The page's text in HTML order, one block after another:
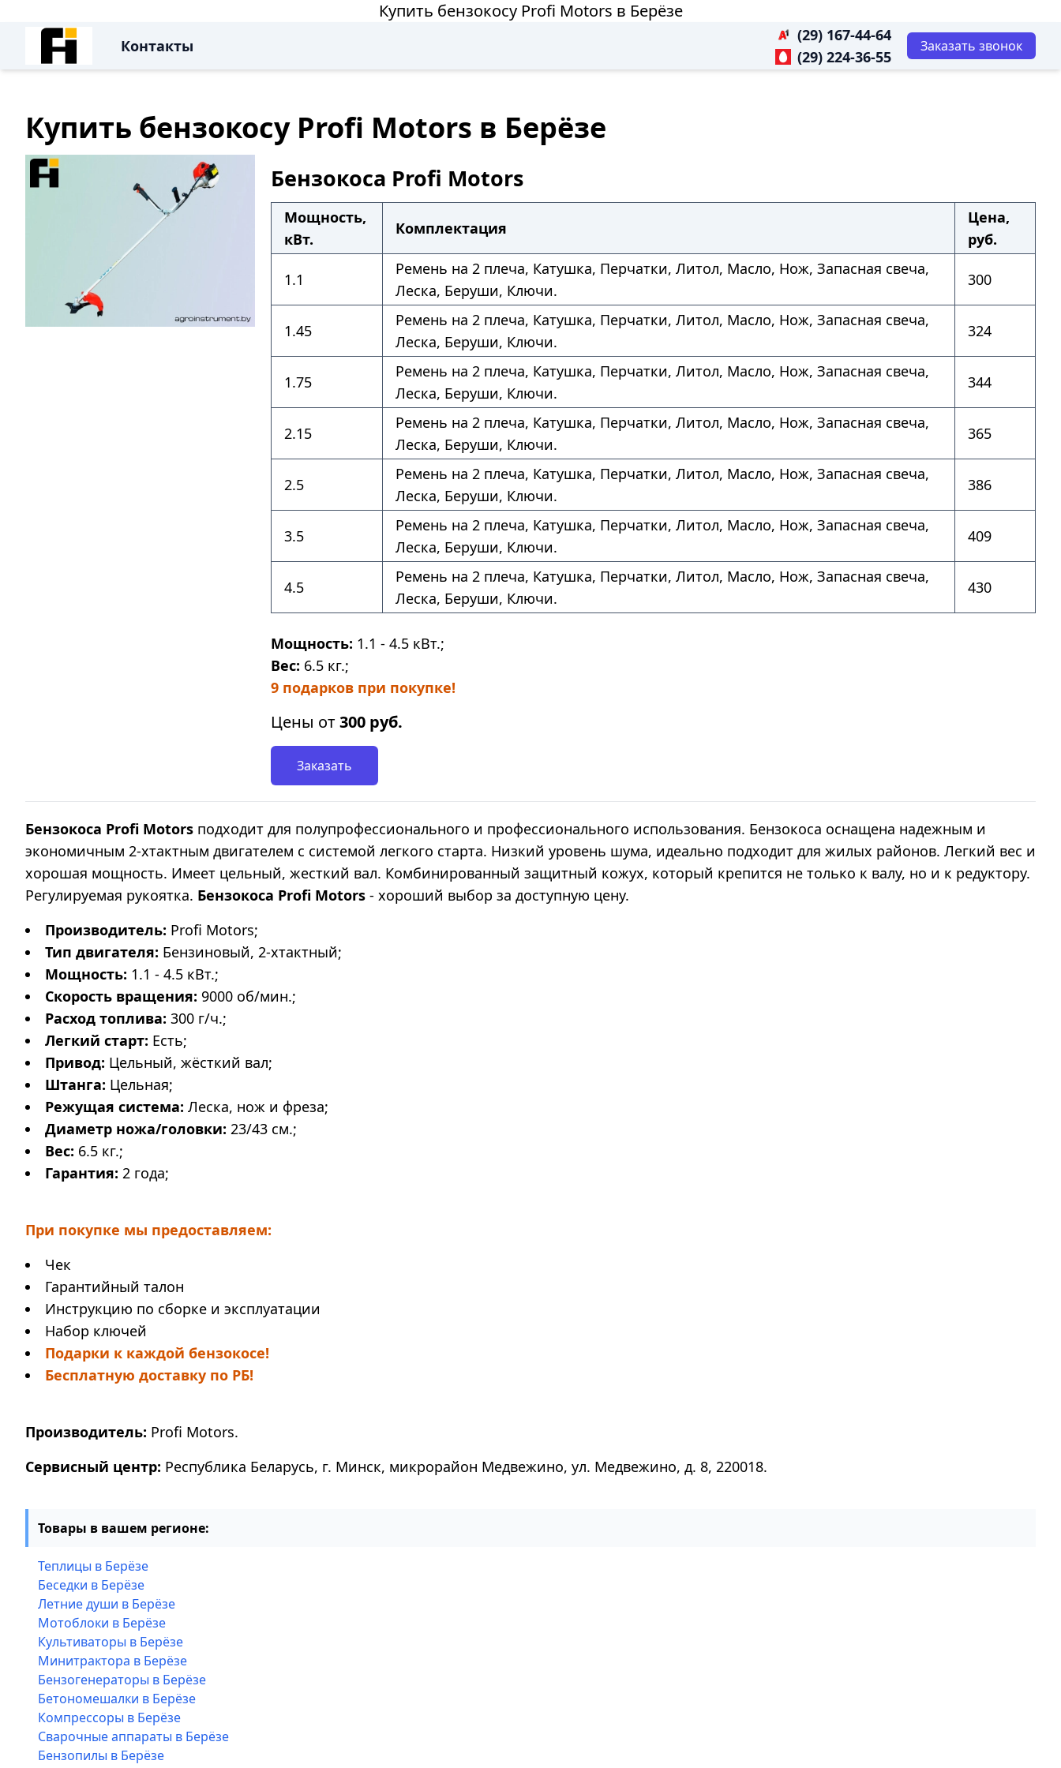
Купить бензокосу Profi Motors в Берёзе
Контакты
(29) 167-44-64
(29) 224-36-55
Заказать звонок
Купить бензокосу Profi Motors в Берёзе
Бензокоса Profi Motors
Мощность,
кВт.
Комплектация
Цена,
руб.
1.1
Ремень на 2 плеча, Катушка, Перчатки, Литол, Масло, Нож, Запасная свеча,
Леска, Беруши, Ключи.
300
1.45
Ремень на 2 плеча, Катушка, Перчатки, Литол, Масло, Нож, Запасная свеча,
Леска, Беруши, Ключи.
324
1.75
Ремень на 2 плеча, Катушка, Перчатки, Литол, Масло, Нож, Запасная свеча,
Леска, Беруши, Ключи.
344
2.15
Ремень на 2 плеча, Катушка, Перчатки, Литол, Масло, Нож, Запасная свеча,
Леска, Беруши, Ключи.
365
2.5
Ремень на 2 плеча, Катушка, Перчатки, Литол, Масло, Нож, Запасная свеча,
Леска, Беруши, Ключи.
386
3.5
Ремень на 2 плеча, Катушка, Перчатки, Литол, Масло, Нож, Запасная свеча,
Леска, Беруши, Ключи.
409
4.5
Ремень на 2 плеча, Катушка, Перчатки, Литол, Масло, Нож, Запасная свеча,
Леска, Беруши, Ключи.
430
Мощность: 1.1 - 4.5 кВт.;
Вес: 6.5 кг.;
9 подарков при покупке!
Цены от300 руб.
Заказать
Бензокоса Profi Motors подходит для полупрофессионального и профессионального использования. Бензокоса оснащена надежным и
экономичным 2-хтактным двигателем с системой легкого старта. Низкий уровень шума, идеально подходит для жилых районов. Легкий вес и
хорошая мощность. Имеет цельный, жесткий вал. Комбинированный защитный кожух, который крепится не только к валу, но и к редуктору.
Регулируемая рукоятка. Бензокоса Profi Motors - хороший выбор за доступную цену.
Производитель: Profi Motors;
Тип двигателя: Бензиновый, 2-хтактный;
Мощность: 1.1 - 4.5 кВт.;
Скорость вращения: 9000 об/мин.;
Расход топлива: 300 г/ч.;
Легкий старт: Есть;
Привод: Цельный, жёсткий вал;
Штанга: Цельная;
Режущая система: Леска, нож и фреза;
Диаметр ножа/головки: 23/43 см.;
Вес: 6.5 кг.;
Гарантия: 2 года;
При покупке мы предоставляем:
Чек
Гарантийный талон
Инструкцию по сборке и эксплуатации
Набор ключей
Подарки к каждой бензокосе!
Бесплатную доставку по РБ!
Производитель: Profi Motors.
Сервисный центр: Республика Беларусь, г. Минск, микрорайон Медвежино, ул. Медвежино, д. 8, 220018.
Товары в вашем регионе:
Теплицы в Берёзе
Беседки в Берёзе
Летние души в Берёзе
Мотоблоки в Берёзе
Культиваторы в Берёзе
Минитрактора в Берёзе
Бензогенераторы в Берёзе
Бетономешалки в Берёзе
Компрессоры в Берёзе
Сварочные аппараты в Берёзе
Бензопилы в Берёзе